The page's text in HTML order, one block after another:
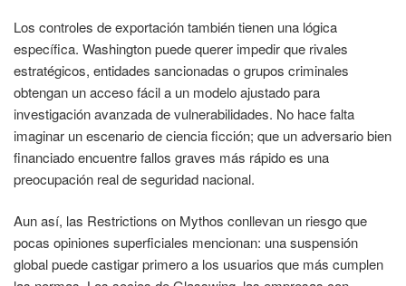
Los controles de exportación también tienen una lógica
específica. Washington puede querer impedir que rivales
estratégicos, entidades sancionadas o grupos criminales
obtengan un acceso fácil a un modelo ajustado para
investigación avanzada de vulnerabilidades. No hace falta
imaginar un escenario de ciencia ficción; que un adversario bien
financiado encuentre fallos graves más rápido es una
preocupación real de seguridad nacional.
Aun así, las Restrictions on Mythos conllevan un riesgo que
pocas opiniones superficiales mencionan: una suspensión
global puede castigar primero a los usuarios que más cumplen